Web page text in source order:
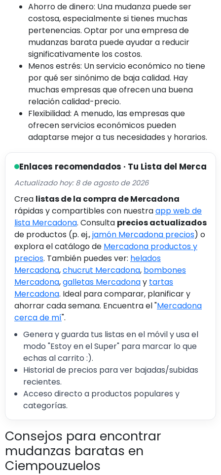
Ahorro de dinero: Una mudanza puede ser
costosa, especialmente si tienes muchas
pertenencias. Optar por una empresa de
mudanzas barata puede ayudar a reducir
significativamente los costos.
Menos estrés: Un servicio económico no tiene
por qué ser sinónimo de baja calidad. Hay
muchas empresas que ofrecen una buena
relación calidad-precio.
Flexibilidad: A menudo, las empresas que
ofrecen servicios económicos pueden
adaptarse mejor a tus necesidades y horarios.
Enlaces recomendados · Tu Lista del Merca
Actualizado hoy: 8 de agosto de 2026
Crea listas de la compra de Mercadona
rápidas y compartibles con nuestraapp web de
lista Mercadona. Consulta precios actualizados
de productos (p. ej.,jamón Mercadona precios) o
explora el catálogo de Mercadona productos y
precios. También puedes ver: helados
Mercadona,chucrut Mercadona, bombones
Mercadona,galletas Mercadonay tartas
Mercadona. Ideal para comparar, planificar y
ahorrar cada semana. Encuentra el "Mercadona
cerca de mí".
Genera y guarda tus listas en el móvil y usa el
modo "Estoy en el Super" para marcar lo que
echas al carrito :).
Historial de precios para ver bajadas/subidas
recientes.
Acceso directo a productos populares y
categorías.
Consejos para encontrar
mudanzas baratas en
Ciempouzuelos